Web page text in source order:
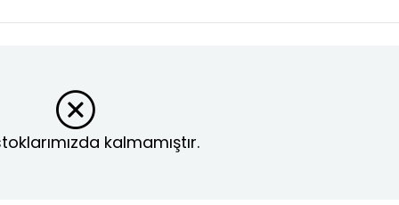
kalmamıştır.